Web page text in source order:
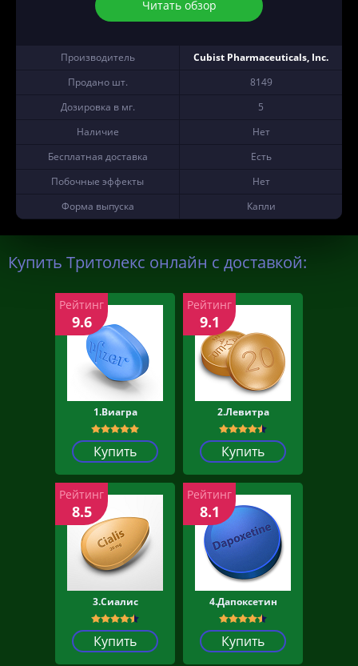
Читать обзор
Производитель
Cubist Pharmaceuticals, Inc.
Продано шт.
8149
Дозировка в мг.
5
Наличие
Нет
Бесплатная доставка
Есть
Побочные эффекты
Нет
Форма выпуска
Капли
Купить Тритолекс онлайн с доставкой:
1.Виагра
Купить
Рейтинг
9.6
2.Левитра
Купить
Рейтинг
9.1
3.Сиалис
Купить
Рейтинг
8.5
4.Дапоксетин
Купить
Рейтинг
8.1